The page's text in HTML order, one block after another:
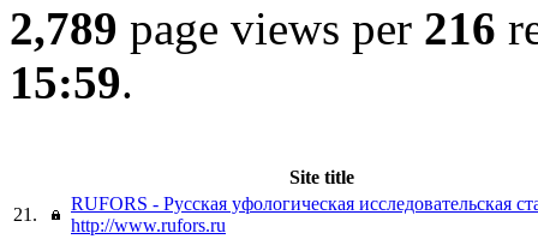
2,789 page views per 216
15:59.
Site title
21.
RUFORS - Русская уфологическая исследовательская
http://www.rufors.ru